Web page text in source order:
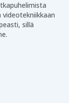
sillä